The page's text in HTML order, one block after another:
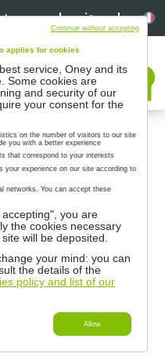
nous Linkedin
Linkedin
Ressources
Votre espace
Nous contacter
impression :
téléchargement
cette fin d’année :
x4
applies for cookies
service, Oney and its
Some cookies are
and security of our
your consent for the
on the number of visitors to our site
you with a better experience
that correspond to your interests
your experience on our site according to
networks. You can accept these
you are
the cookies necessary
will be deposited.
your mind: you can
the details of the
policy and list of our
Allow
Continue without accepting